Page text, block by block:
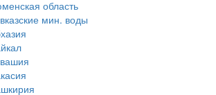
область
мин. воды